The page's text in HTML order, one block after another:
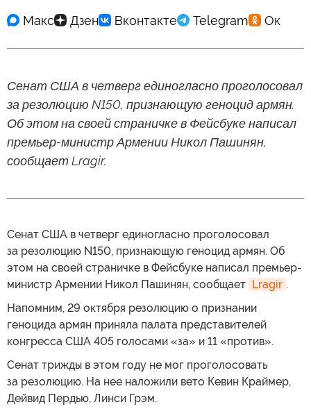
Сенат США в четверг единогласно проголосовал
за резолюцию N150, признающую геноцид армян.
Об этом на своей страничке в Фейсбуке написал
премьер-министр Армении Никол Пашинян,
сообщает Lragir.
Сенат США в четверг единогласно проголосовал
за резолюцию N150, признающую геноцид армян. Об
этом на своей страничке в Фейсбуке написал премьер-
министр Армении Никол Пашинян, сообщает Lragir .
Напомним, 29 октября резолюцию о признании
геноцида армян приняла палата представителей
конгресса США 405 голосами «за» и 11 «против».
Сенат трижды в этом году не мог проголосовать
за резолюцию. На нее наложили вето Кевин Краймер,
Дейвид Пердью, Линси Грэм.